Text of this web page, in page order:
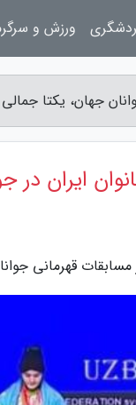
3 برنز گرفت - پرسینا بلاگ
در جوانان
مسابقات قهرمانی
ورزش و